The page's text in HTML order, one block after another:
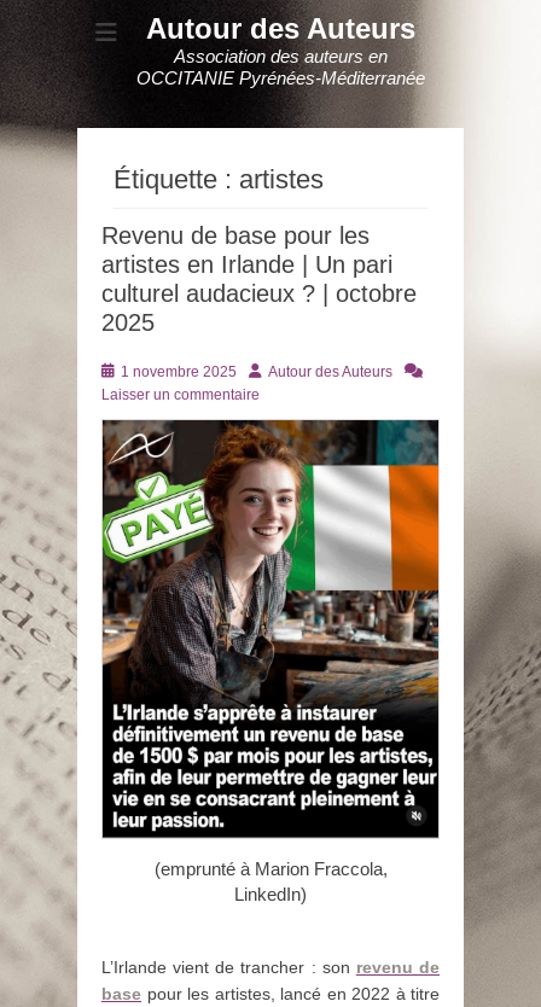
Autour des Auteurs
Association des auteurs en
OCCITANIE Pyrénées-Méditerranée
Étiquette : artistes
Revenu de base pour les
artistes en Irlande | Un pari
culturel audacieux ? | octobre
2025
Posté
le
1 novembre 2025 AuteurAutour des Auteurs
Laisser un commentaire
(emprunté à Marion Fraccola,
LinkedIn)
L’Irlande vient de trancher : son revenu de
base pour les artistes, lancé en 2022 à titre